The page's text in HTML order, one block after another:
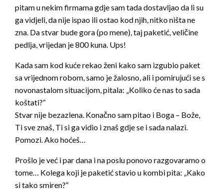
pitam u nekim firmama gdje sam tada dostavljao da li su
ga vidjeli, da nije ispao ili ostao kod njih, nitko ništa ne
zna. Da stvar bude gora (po mene), taj paketić, veličine
pedlja, vrijedan je 800 kuna. Ups!
Kada sam kod kuće rekao ženi kako sam izgubio paket
sa vrijednom robom, samo je žalosno, ali i pomirujući se s
novonastalom situacijom, pitala: „Koliko će nas to sada
koštati?“
Stvar nije bezazlena. Konačno sam pitao i Boga – Bože,
Ti sve znaš, Ti si ga vidio i znaš gdje se i sada nalazi.
Pomozi. Ako hoćeš…
Prošlo je već i par dana i na poslu ponovo razgovaramo o
tome… Kolega koji je paketić stavio u kombi pita: „Kako
si tako smiren?“